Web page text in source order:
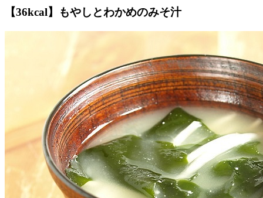
【36kcal】もやしとわかめのみそ汁